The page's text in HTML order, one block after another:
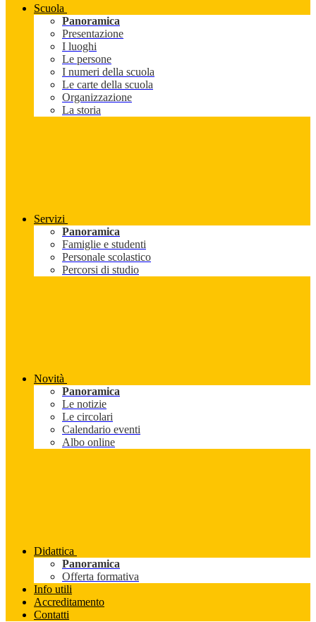
Scuola
Panoramica
Presentazione
I luoghi
Le persone
I numeri della scuola
Le carte della scuola
Organizzazione
La storia
Servizi
Panoramica
Famiglie e studenti
Personale scolastico
Percorsi di studio
Novità
Panoramica
Le notizie
Le circolari
Calendario eventi
Albo online
Didattica
Panoramica
Offerta formativa
Info utili
Accreditamento
Contatti